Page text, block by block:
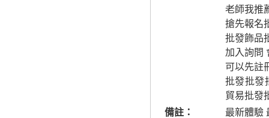
老師我推
搶先報名
批發飾品
加入詢問
可以先註
批發批發
貿易批發
備註：
最新體驗